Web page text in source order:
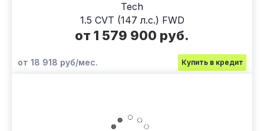
Tech
1.5 CVT (147 л.с.) FWD
от 1 579 900 руб.
от 18 918 руб/мес. Купить в кредит